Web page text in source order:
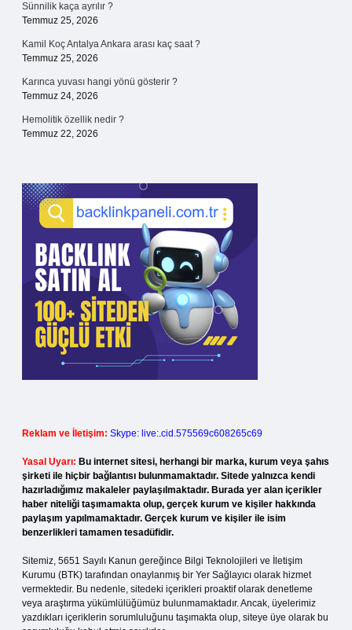
Sünnilik kaça ayrılır ?
Temmuz 25, 2026
Kamil Koç Antalya Ankara arası kaç saat ?
Temmuz 25, 2026
Karınca yuvası hangi yönü gösterir ?
Temmuz 24, 2026
Hemolitik özellik nedir ?
Temmuz 22, 2026
Reklam ve İletişim: Skype: live:.cid.575569c608265c69
Yasal Uyarı: Bu internet sitesi, herhangi bir marka, kurum veya şahıs
şirketi ile hiçbir bağlantısı bulunmamaktadır. Sitede yalnızca kendi
hazırladığımız makaleler paylaşılmaktadır. Burada yer alan içerikler
haber niteliği taşımamakta olup, gerçek kurum ve kişiler hakkında
paylaşım yapılmamaktadır. Gerçek kurum ve kişiler ile isim
benzerlikleri tamamen tesadüfidir.
Sitemiz, 5651 Sayılı Kanun gereğince Bilgi Teknolojileri ve İletişim
Kurumu (BTK) tarafından onaylanmış bir Yer Sağlayıcı olarak hizmet
vermektedir. Bu nedenle, sitedeki içerikleri proaktif olarak denetleme
veya araştırma yükümlülüğümüz bulunmamaktadır. Ancak, üyelerimiz
yazdıkları içeriklerin sorumluluğunu taşımakta olup, siteye üye olarak bu